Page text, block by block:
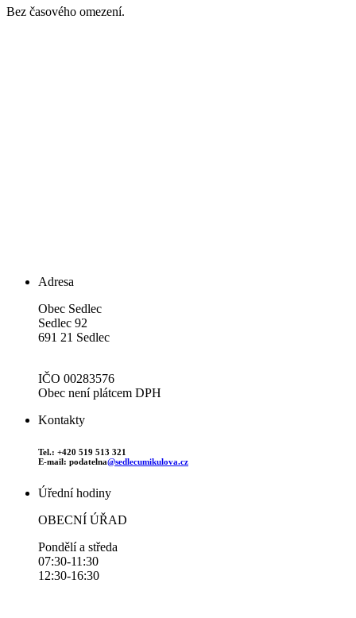
Bez časového omezení.
Adresa
Obec Sedlec
Sedlec 92
691 21 Sedlec
IČO 00283576
Obec není plátcem DPH
Kontakty
Tel.: +420 519 513 321
E-mail: podatelna@sedlecumikulova.cz
Úřední hodiny
OBECNÍ ÚŘAD
Pondělí a středa
07:30-11:30
12:30-16:30